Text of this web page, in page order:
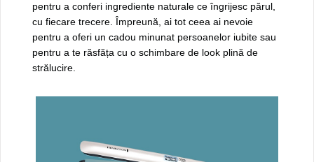
pentru a conferi ingrediente naturale ce îngrijesc părul,
cu fiecare trecere. Împreună, ai tot ceea ai nevoie
pentru a oferi un cadou minunat persoanelor iubite sau
pentru a te răsfăța cu o schimbare de look plină de
strălucire.